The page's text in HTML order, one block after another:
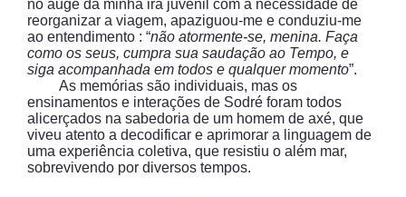
no auge da minha ira juvenil com a necessidade de
reorganizar a viagem, apaziguou-me e conduziu-me
ao entendimento : “não atormente-se, menina. Faça
como os seus, cumpra sua saudação ao Tempo, e
siga acompanhada em todos e qualquer momento”.
As memórias são individuais, mas os
ensinamentos e interações de Sodré foram todos
alicerçados na sabedoria de um homem de axé, que
viveu atento a decodificar e aprimorar a linguagem de
uma experiência coletiva, que resistiu o além mar,
sobrevivendo por diversos tempos.